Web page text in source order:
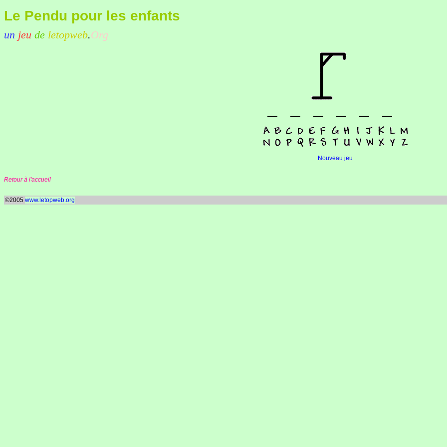
Le Pendu pour les enfants
un jeu de letopweb.Org
Nouveau jeu
Retour à l'accueil
©2005 www.letopweb.org